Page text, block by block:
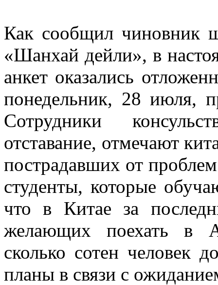
Как сообщил чиновник
«Шанхай дейли», в
анкет оказались
понедельник, 28 июля,
Сотрудники
отставание, отмечают
пострадавших от
студенты, которые
что в Китае за
желающих поехать в
сколько сотен человек
планы в связи с